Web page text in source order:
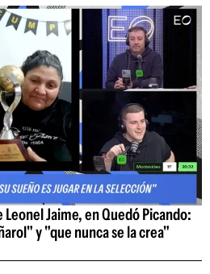
Jaime, en Quedó Picando:
y "que nunca se la crea"